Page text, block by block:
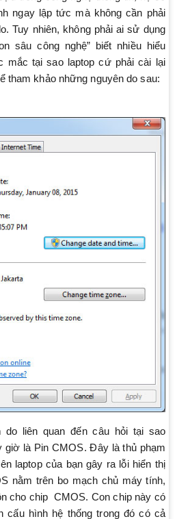
ngay lập tức mà không cần phải
Tuy nhiên, không phải ai sử dụng
sâu công nghệ” biết nhiều hiểu
mắc tại sao laptop cứ phải cài lại
tham khảo những nguyên do sau:
do liên quan đến câu hỏi tại sao
giờ là Pin CMOS. Đây là thủ phạm
laptop của bạn gây ra lỗi hiển thị
nằm trên bo mạch chủ máy tính,
cho chip CMOS. Con chip này có
cấu hình hệ thống trong đó có cả